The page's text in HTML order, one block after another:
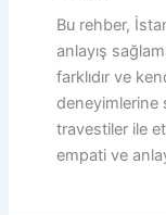
Bu rehber,
anlayış
farklıdır ve
deneyimlerine
travestiler ile
empati ve